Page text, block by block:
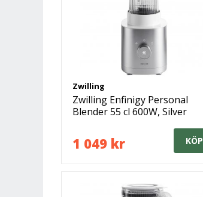
Zwilling
Zwilling Enfinigy Personal
Blender 55 cl 600W, Silver
1 049 kr KÖP